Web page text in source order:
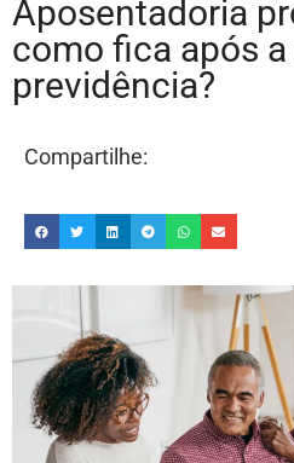
Aposentadoria
como fica após
previdência?
Compartilhe: